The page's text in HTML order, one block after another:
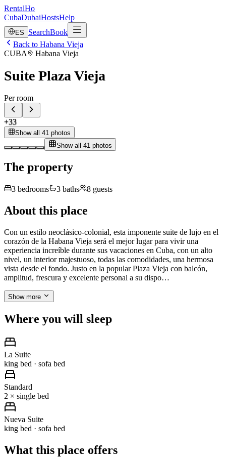
RentalHo
CubaDubaiHostsHelp
ES SearchBook
Back to Habana Vieja
CUBA
Habana Vieja
Suite Plaza Vieja
Per room
+33
Show all 41 photos
Show all 41 photos
The property
3 bedrooms 3 baths 8 guests
About this place
Con un estilo neoclásico-colonial, esta imponente suite de lujo en el
corazón de la Habana Vieja será el mejor lugar para vivir una
experiencia increíble durante sus vacaciones en Cuba, con un alto
nivel, un interior majestuoso, todas las comodidades, una hermosa
vista desde el fondo. Justo en la popular Plaza Vieja con balcón,
amplitud, frescura y excelente personal a su dispo…
Show more
Where you will sleep
La Suite
king bed · sofa bed
Standard
2 × single bed
Nueva Suite
king bed · sofa bed
What this place offers